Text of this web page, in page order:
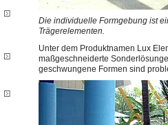
Die individuelle Formgebung ist
Trägerelementen.
Unter dem Produktnamen Lux
maßgeschneiderte
geschwungene Formen sind